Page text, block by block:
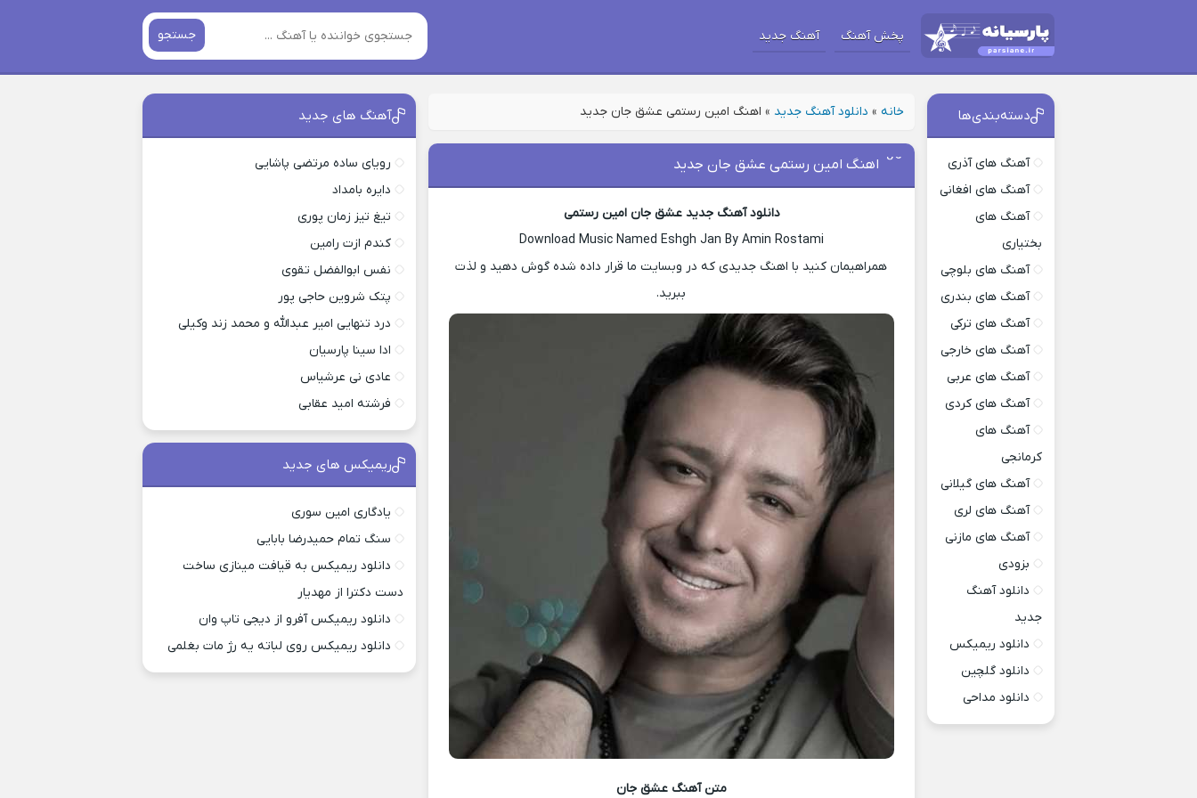
پخش آهنگ آهنگ جدید جستجو
خانه » دانلود آهنگ جدید » اهنگ امین رستمی عشق جان جدید
اهنگ امین رستمی عشق جان جدید
دانلود آهنگ جدید عشق جان امین رستمی
Download Music Named Eshgh Jan By Amin Rostami
همراهیمان کنید با اهنگ جدیدی که در وبسایت ما قرار داده شده گوش دهید و لذت
ببرید.
متن آهنگ عشق جان
دسته‌بندی‌ها
آهنگ های آذری
آهنگ های افغانی
آهنگ های
بختیاری
آهنگ های بلوچی
آهنگ های بندری
آهنگ های ترکی
آهنگ های خارجی
آهنگ های عربی
آهنگ های کردی
آهنگ های
کرمانجی
آهنگ های گیلانی
آهنگ های لری
آهنگ های مازنی
بزودی
دانلود آهنگ
جدید
دانلود ریمیکس
دانلود گلچین
دانلود مداحی
آهنگ های جدید
رویای ساده مرتضی پاشایی
دایره بامداد
تیغ تیز زمان پوری
کندم ازت رامین
نفس ابوالفضل تقوی
پتک شروین حاجی پور
درد تنهایی امیر عبدالله و محمد زند وکیلی
ادا سینا پارسیان
عادی نی عرشیاس
فرشته امید عقابی
ریمیکس های جدید
یادگاری امین سوری
سنگ تمام حمیدرضا بابایی
دانلود ریمیکس به قیافت مینازی ساخت
دست دکترا از مهدیار
دانلود ریمیکس آفرو از ديجی تاپ وان
دانلود ریمیکس روی لباته یه رژ مات بغلمی